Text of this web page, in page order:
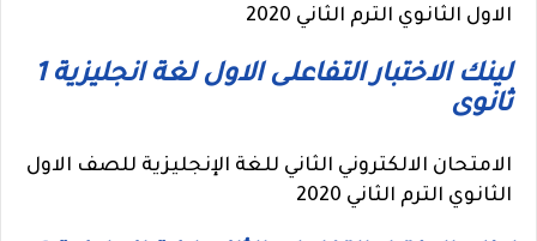
الاول الثانوي الترم الثاني 2020
لينك الاختبار التفاعلى الاول لغة انجليزية 1
ثانوى
الامتحان الالكتروني الثاني للغة الإنجليزية للصف الاول
الثانوي الترم الثاني 2020